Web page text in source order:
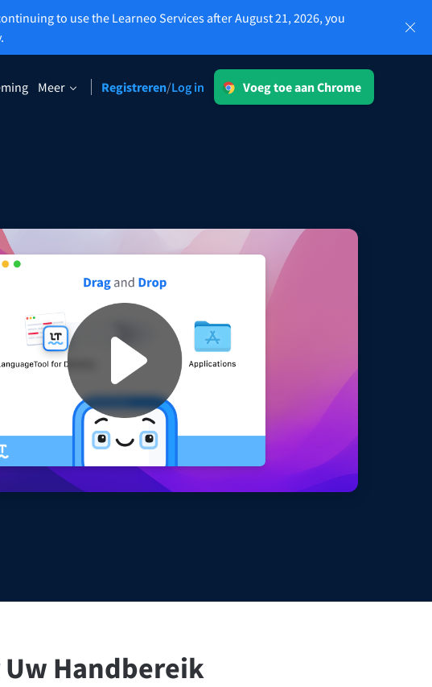
to use the Learneo Services after August 21, 2026, you
Meer Registreren/Log in
Voeg toe aan Chrome
macOS
Windows
Log in
Handbereik